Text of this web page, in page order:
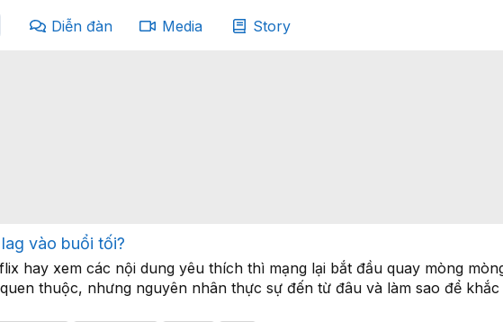
Diễn đàn Media Story
vào buổi tối?
hay xem các nội dung yêu thích thì mạng lại bắt đầu quay mòng
thuộc, nhưng nguyên nhân thực sự đến từ đâu và làm sao để khắc